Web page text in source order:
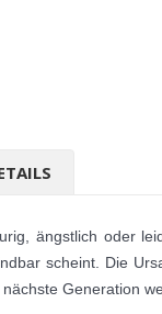
ängstlich oder
scheint. Die
Generation